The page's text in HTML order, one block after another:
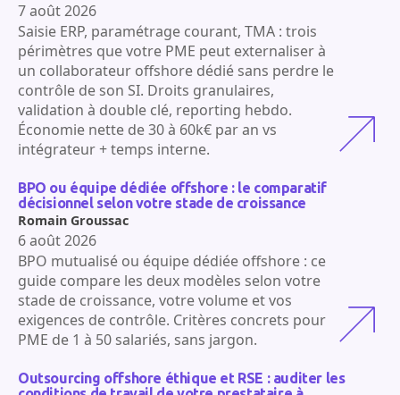
Saisie ERP, paramétrage courant, TMA : trois
périmètres que votre PME peut externaliser à
un collaborateur offshore dédié sans perdre le
contrôle de son SI. Droits granulaires,
validation à double clé, reporting hebdo.
Économie nette de 30 à 60k€ par an vs
intégrateur + temps interne.
7 août 2026
BPO ou équipe dédiée offshore : le comparatif
décisionnel selon votre stade de croissance
BPO mutualisé ou équipe dédiée offshore : ce
guide compare les deux modèles selon votre
stade de croissance, votre volume et vos
exigences de contrôle. Critères concrets pour
PME de 1 à 50 salariés, sans jargon.
Romain Groussac
6 août 2026
Outsourcing offshore éthique et RSE : auditer les